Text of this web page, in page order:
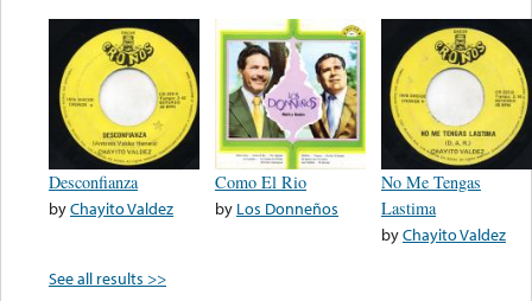
Desconfianza
byChayito Valdez
Como El Rio
by Los Donneños
No Me Tengas
Lastima
byChayito Valdez
See all results >>